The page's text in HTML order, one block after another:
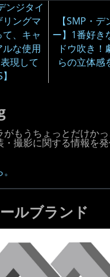
ンジタイ
ングマ
、キャ
ルな使用
現して
【SMP・
ー】1番好き
ドウ吹き！
らの立体感
もうちょっとだけか
・撮影に関する情報を
ルブランド